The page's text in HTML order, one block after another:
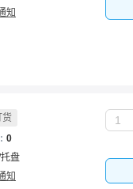
知
货
0
托盘
知